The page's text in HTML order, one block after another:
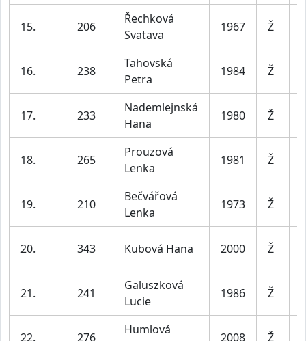
15. 206
Řechková
Svatava
1967 Ž
16. 238
Tahovská
Petra
1984 Ž
17. 233
Nademlejnská
Hana
1980 Ž
18. 265
Prouzová
Lenka
1981 Ž
19. 210
Bečvářová
Lenka
1973 Ž
20. 343 Kubová Hana 2000 Ž
21. 241
Galuszková
Lucie
1986 Ž
22. 276
Humlová
2008 Ž